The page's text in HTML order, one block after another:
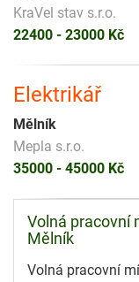
KraVel stav s.r.o.
22400 - 23000 Kč
Elektrikář
Mělník
Mepla s.r.o.
35000 - 45000 Kč
Volná pracovní
Mělník
Volná pracovní